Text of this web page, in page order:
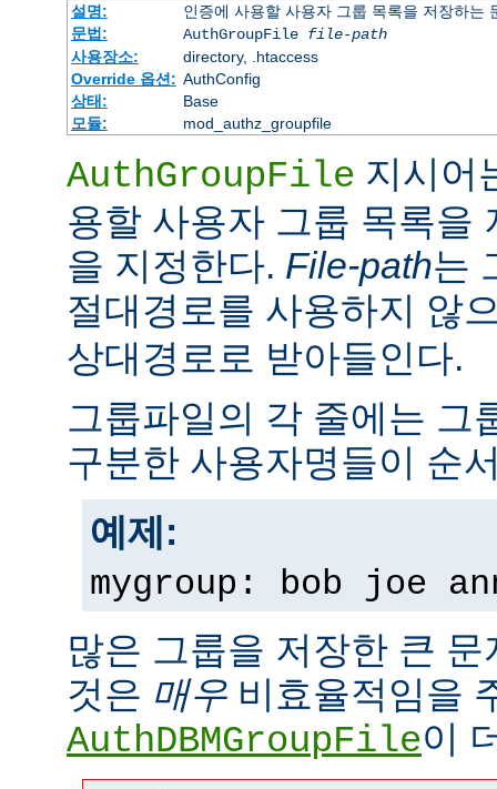
설명:
인증에 사용할 사용자 그룹 목록을 저장하는
문법:
AuthGroupFile file-path
사용장소:
directory, .htaccess
Override 옵션: AuthConfig
상태:
Base
모듈:
mod_authz_groupfile
AuthGroupFile 지시어
용할 사용자 그룹 목록을
을 지정한다. File-path는
절대경로를 사용하지 않
상대경로로 받아들인다.
그룹파일의 각 줄에는 그
구분한 사용자명들이 순
예제:
mygroup: bob joe
많은 그룹을 저장한 큰
것은 매우 비효율적임을
AuthDBMGroupFile이